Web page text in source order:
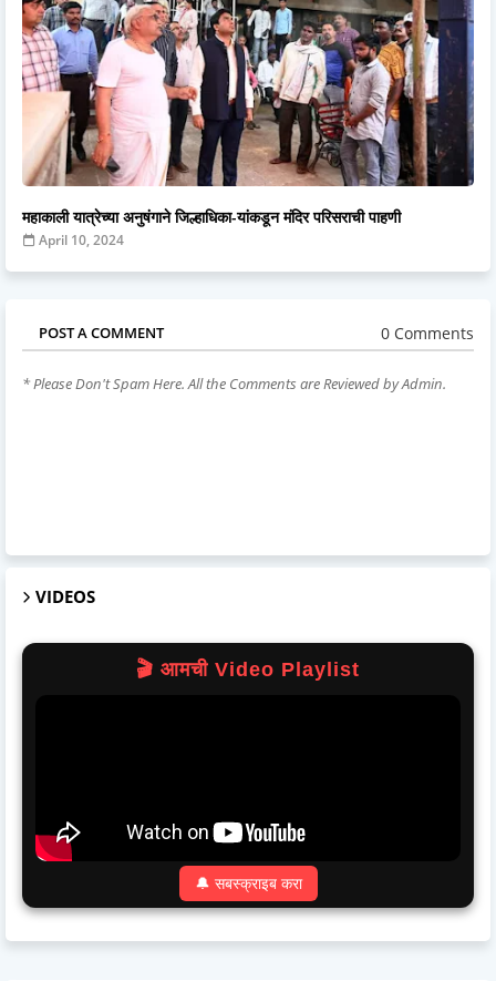
महाकाली यात्रेच्या अनुषंगाने जिल्हाधिका-यांकडून मंदिर परिसराची पाहणी
April 10, 2024
POST A COMMENT 0 Comments
* Please Don't Spam Here. All the Comments are Reviewed by Admin.
VIDEOS
🎬 आमची Video Playlist
🔔 सबस्क्राइब करा